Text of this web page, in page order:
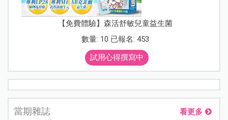
【免費體驗】森活舒敏兒童益生菌
數量: 10 已報名: 453
試用心得撰寫中
當期雜誌 看更多